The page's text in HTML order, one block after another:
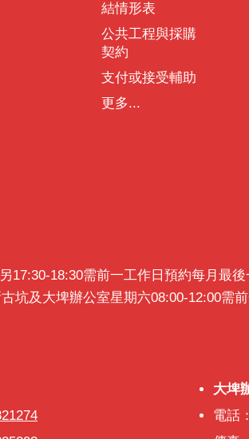
結情形表
公共工程與採購
契約
支付或接受輔助
更多...
17:30-18:30需前一工作日預約每月最
坑及大埤辦公室星期六08:00-12:00需
大埤辦
大埤
電話：